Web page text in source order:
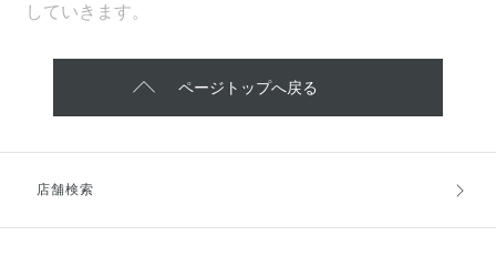
していきます。
ページトップへ戻る
店舗検索